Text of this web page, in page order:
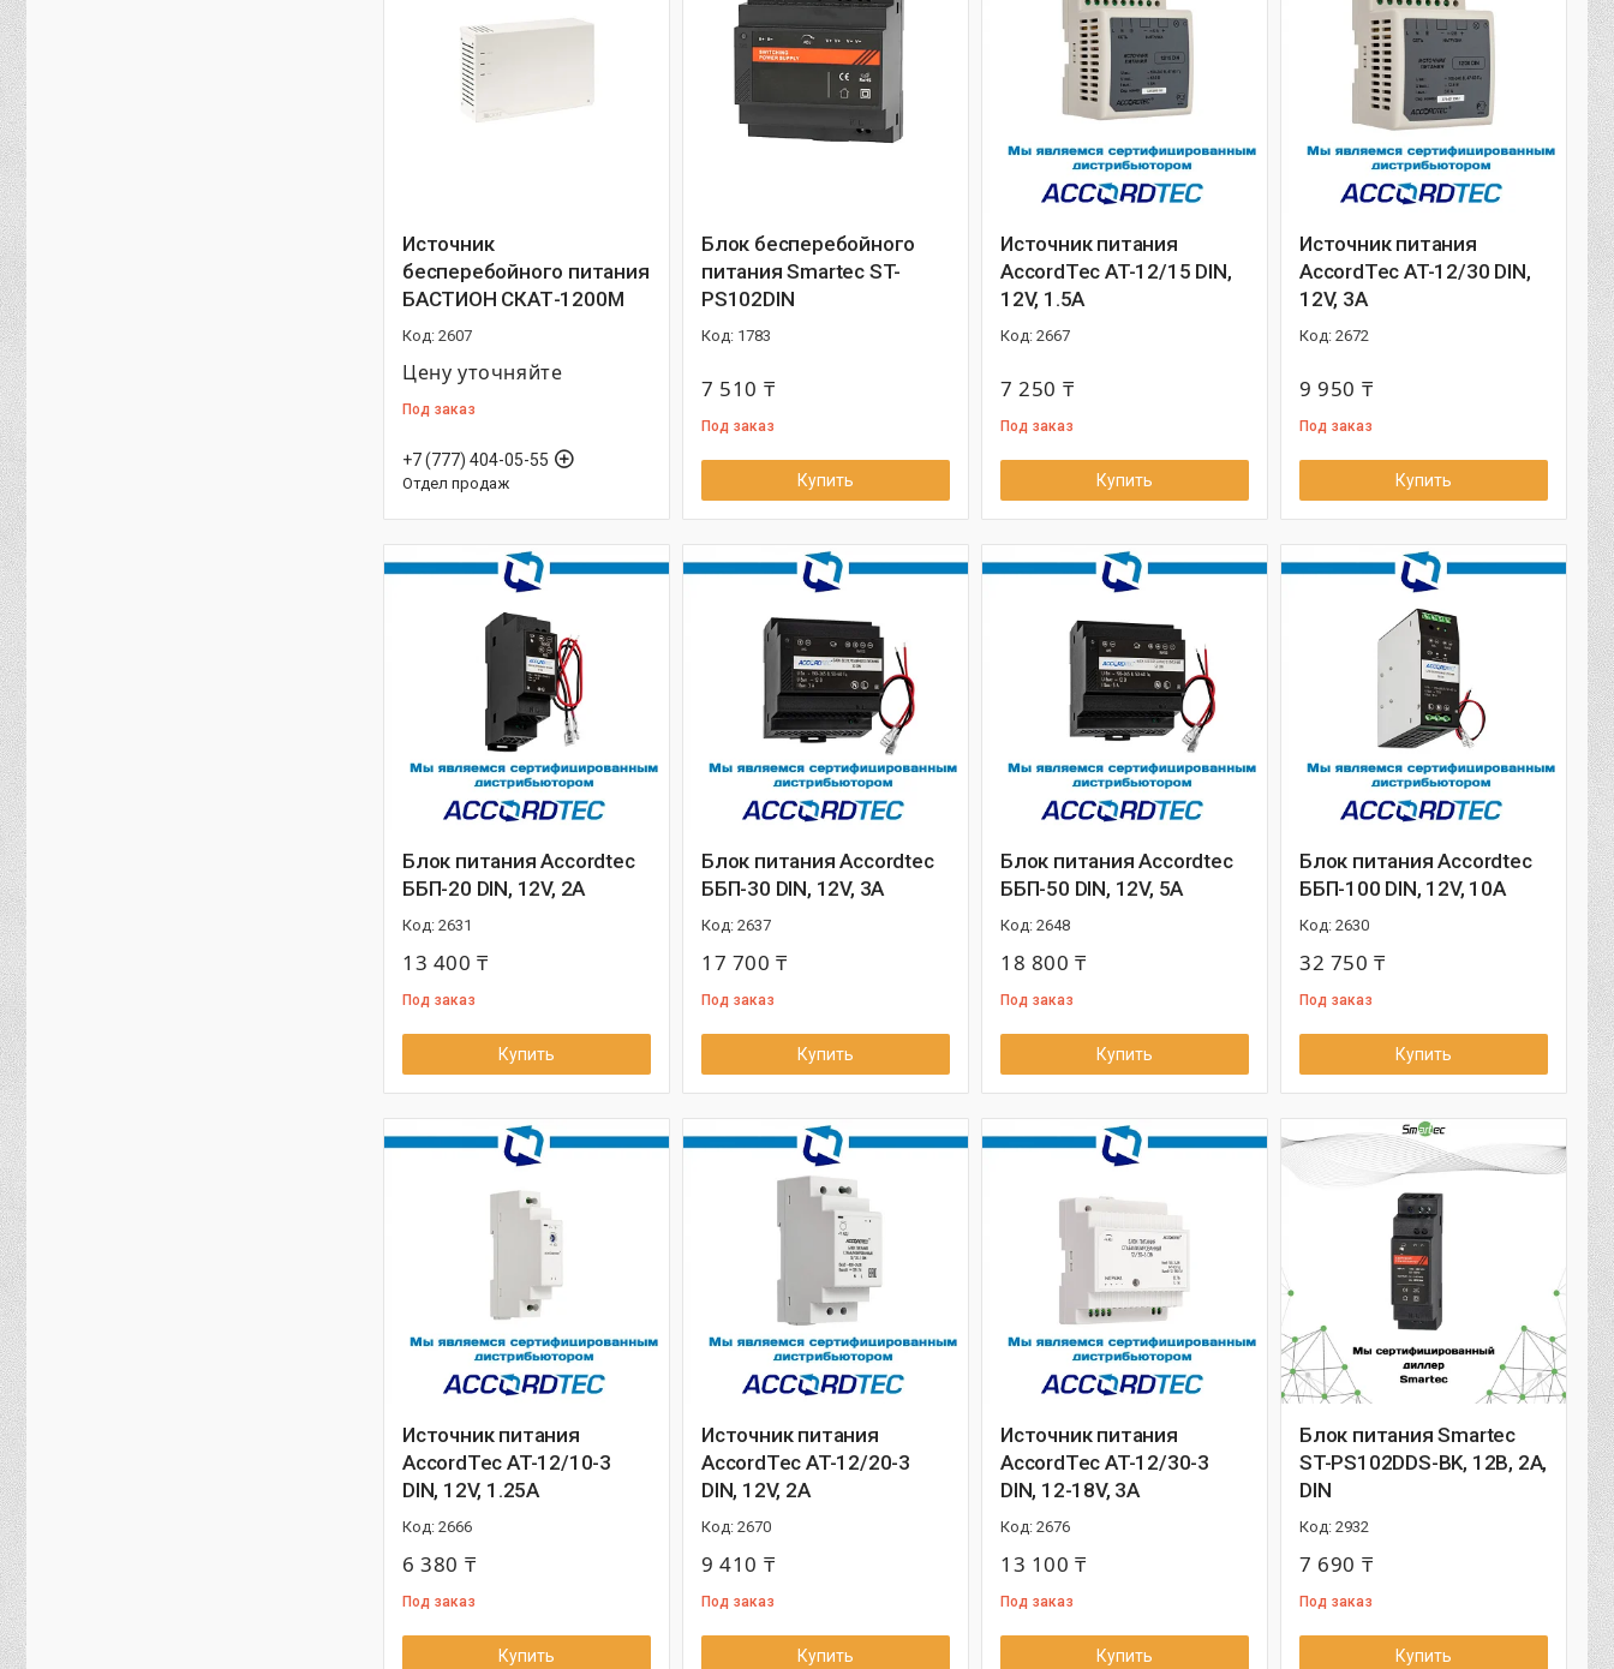
Источник
бесперебойного питания
БАСТИОН СКАТ-1200М
2607
Цену уточняйте
Под заказ
+7 (777) 404-05-55
Отдел продаж
Блок бесперебойного
питания Smartec ST-
PS102DIN
1783
7 510 ₸
Под заказ
Купить
Источник питания
AccordTec AT-12/15 DIN,
12V, 1.5A
2667
7 250 ₸
Под заказ
Купить
Источник питания
AccordTec AT-12/30 DIN,
12V, 3A
2672
9 950 ₸
Под заказ
Купить
Блок питания Accordtec
ББП-20 DIN, 12V, 2A
2631
13 400 ₸
Под заказ
Купить
Блок питания Accordtec
ББП-30 DIN, 12V, 3A
2637
17 700 ₸
Под заказ
Купить
Блок питания Accordtec
ББП-50 DIN, 12V, 5A
2648
18 800 ₸
Под заказ
Купить
Блок питания Accordtec
ББП-100 DIN, 12V, 10A
2630
32 750 ₸
Под заказ
Купить
Источник питания
AccordTec AT-12/10-3
DIN, 12V, 1.25A
2666
6 380 ₸
Под заказ
Купить
Источник питания
AccordTec AT-12/20-3
DIN, 12V, 2A
2670
9 410 ₸
Под заказ
Купить
Источник питания
AccordTec AT-12/30-3
DIN, 12-18V, 3A
2676
13 100 ₸
Под заказ
Купить
Блок питания Smartec
ST-PS102DDS-BK, 12В, 2А,
DIN
2932
7 690 ₸
Под заказ
Купить